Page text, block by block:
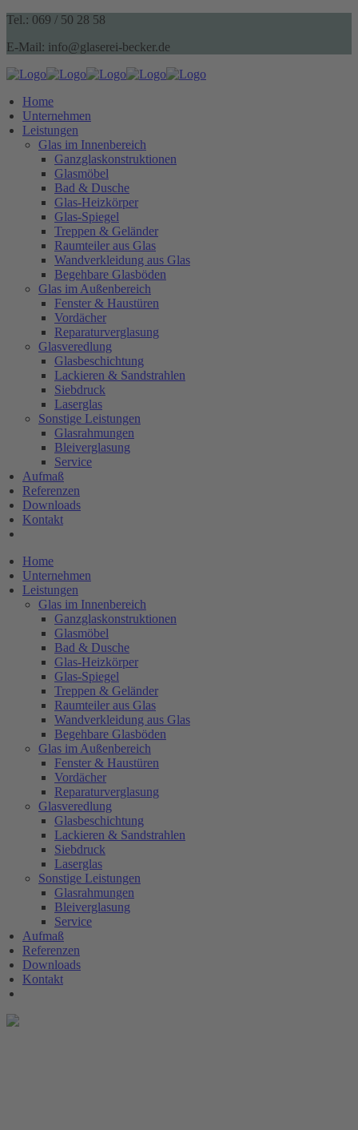
Tel.: 069 / 50 28 58
E-Mail: info@glaserei-becker.de
Home
Unternehmen
Leistungen
Glas im Innenbereich
Ganzglaskonstruktionen
Glasmöbel
Bad & Dusche
Glas-Heizkörper
Glas-Spiegel
Treppen & Geländer
Raumteiler aus Glas
Wandverkleidung aus Glas
Begehbare Glasböden
Glas im Außenbereich
Fenster & Haustüren
Vordächer
Reparaturverglasung
Glasveredlung
Glasbeschichtung
Lackieren & Sandstrahlen
Siebdruck
Laserglas
Sonstige Leistungen
Glasrahmungen
Bleiverglasung
Service
Aufmaß
Referenzen
Downloads
Kontakt
Home
Unternehmen
Leistungen
Glas im Innenbereich
Ganzglaskonstruktionen
Glasmöbel
Bad & Dusche
Glas-Heizkörper
Glas-Spiegel
Treppen & Geländer
Raumteiler aus Glas
Wandverkleidung aus Glas
Begehbare Glasböden
Glas im Außenbereich
Fenster & Haustüren
Vordächer
Reparaturverglasung
Glasveredlung
Glasbeschichtung
Lackieren & Sandstrahlen
Siebdruck
Laserglas
Sonstige Leistungen
Glasrahmungen
Bleiverglasung
Service
Aufmaß
Referenzen
Downloads
Kontakt